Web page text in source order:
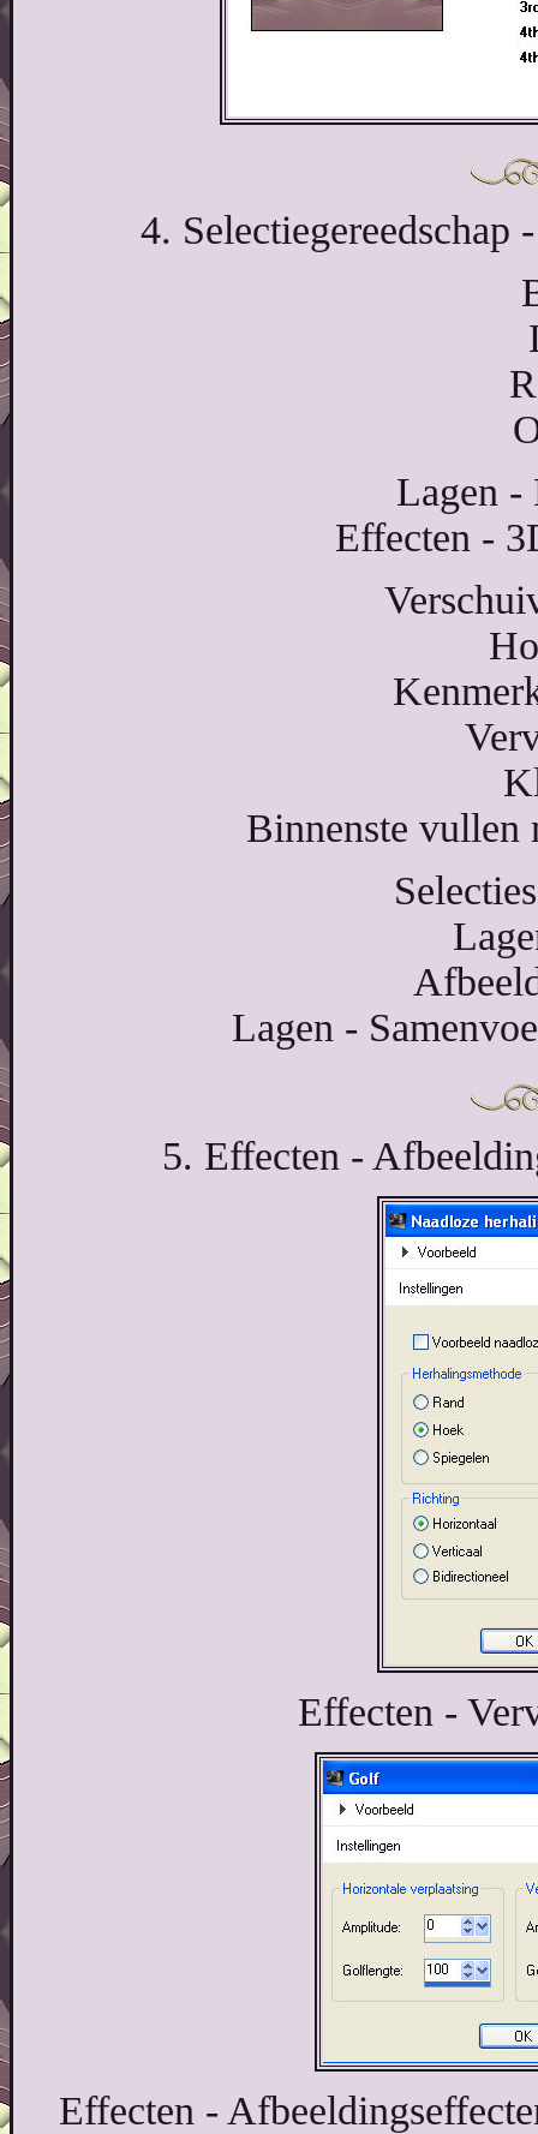
4. Selectiegereedschap
Lagen -
Effecten -
Binnenste vullen
Lagen -
5. Effecten -
Effecten -
Effecten -